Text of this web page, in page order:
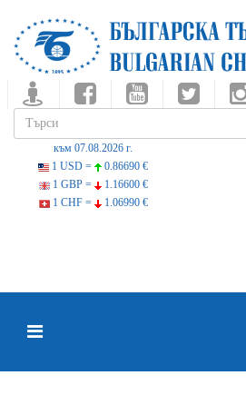
към 07.08.2026 г.
1 USD =
0.86690 €
1 GBP =
1.16600 €
1 CHF =
1.06990 €